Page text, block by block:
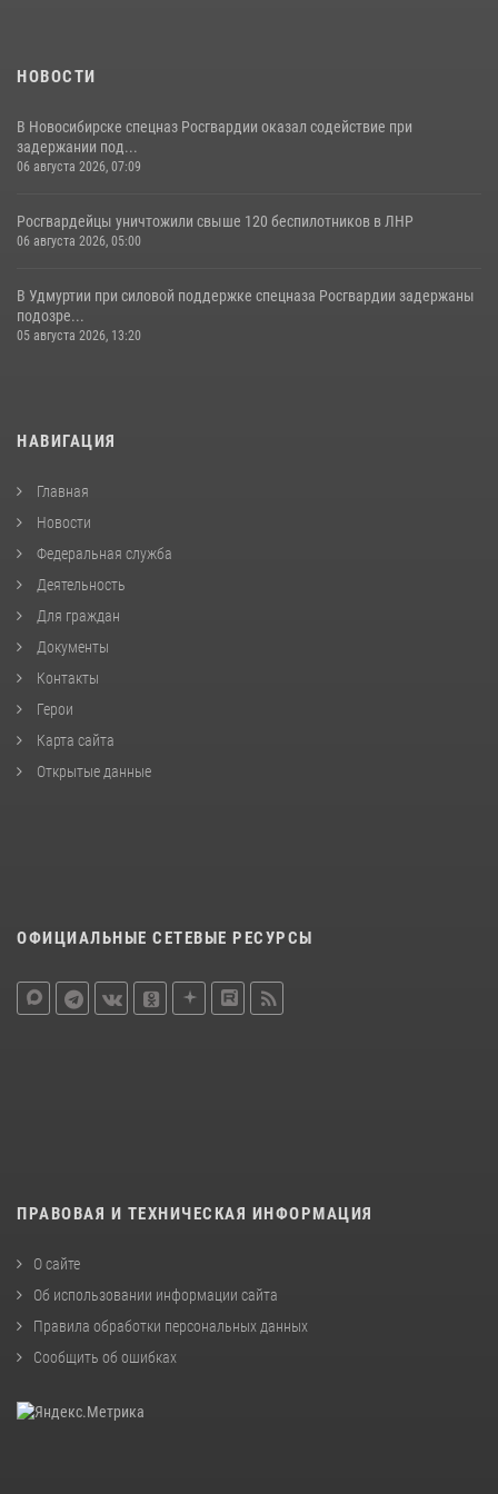
НОВОСТИ
В Новосибирске спецназ Росгвардии оказал содействие при
задержании под...
06 августа 2026, 07:09
Росгвардейцы уничтожили свыше 120 беспилотников в ЛНР
06 августа 2026, 05:00
В Удмуртии при силовой поддержке спецназа Росгвардии задержаны
подозре...
05 августа 2026, 13:20
НАВИГАЦИЯ
Главная
Новости
Федеральная служба
Деятельность
Для граждан
Документы
Контакты
Герои
Карта сайта
Открытые данные
ОФИЦИАЛЬНЫЕ СЕТЕВЫЕ РЕСУРСЫ
ПРАВОВАЯ И ТЕХНИЧЕСКАЯ ИНФОРМАЦИЯ
О сайте
Об использовании информации сайта
Правила обработки персональных данных
Сообщить об ошибках